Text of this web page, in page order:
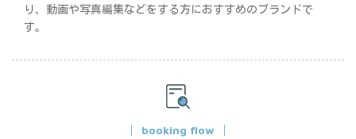
り、動画や写真編集などをする方におすすめのブランドで
す。
booking flow